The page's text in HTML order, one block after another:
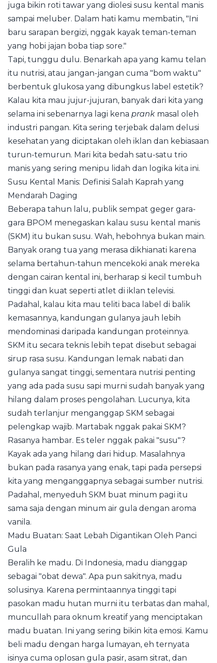
juga bikin roti tawar yang diolesi susu kental manis
sampai meluber. Dalam hati kamu membatin, "Ini
baru sarapan bergizi, nggak kayak teman-teman
yang hobi jajan boba tiap sore."
Tapi, tunggu dulu. Benarkah apa yang kamu telan
itu nutrisi, atau jangan-jangan cuma "bom waktu"
berbentuk glukosa yang dibungkus label estetik?
Kalau kita mau jujur-jujuran, banyak dari kita yang
selama ini sebenarnya lagi kena prank masal oleh
industri pangan. Kita sering terjebak dalam delusi
kesehatan yang diciptakan oleh iklan dan kebiasaan
turun-temurun. Mari kita bedah satu-satu trio
manis yang sering menipu lidah dan logika kita ini.
Susu Kental Manis: Definisi Salah Kaprah yang
Mendarah Daging
Beberapa tahun lalu, publik sempat geger gara-
gara BPOM menegaskan kalau susu kental manis
(SKM) itu bukan susu. Wah, hebohnya bukan main.
Banyak orang tua yang merasa dikhianati karena
selama bertahun-tahun mencekoki anak mereka
dengan cairan kental ini, berharap si kecil tumbuh
tinggi dan kuat seperti atlet di iklan televisi.
Padahal, kalau kita mau teliti baca label di balik
kemasannya, kandungan gulanya jauh lebih
mendominasi daripada kandungan proteinnya.
SKM itu secara teknis lebih tepat disebut sebagai
sirup rasa susu. Kandungan lemak nabati dan
gulanya sangat tinggi, sementara nutrisi penting
yang ada pada susu sapi murni sudah banyak yang
hilang dalam proses pengolahan. Lucunya, kita
sudah terlanjur menganggap SKM sebagai
pelengkap wajib. Martabak nggak pakai SKM?
Rasanya hambar. Es teler nggak pakai "susu"?
Kayak ada yang hilang dari hidup. Masalahnya
bukan pada rasanya yang enak, tapi pada persepsi
kita yang menganggapnya sebagai sumber nutrisi.
Padahal, menyeduh SKM buat minum pagi itu
sama saja dengan minum air gula dengan aroma
vanila.
Madu Buatan: Saat Lebah Digantikan Oleh Panci
Gula
Beralih ke madu. Di Indonesia, madu dianggap
sebagai "obat dewa". Apa pun sakitnya, madu
solusinya. Karena permintaannya tinggi tapi
pasokan madu hutan murni itu terbatas dan mahal,
muncullah para oknum kreatif yang menciptakan
madu buatan. Ini yang sering bikin kita emosi. Kamu
beli madu dengan harga lumayan, eh ternyata
isinya cuma oplosan gula pasir, asam sitrat, dan